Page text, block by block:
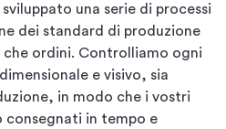
sviluppato una serie di processi
dei standard di produzione
ordini. Controlliamo ogni
e visivo, sia
in modo che i vostri
consegnati in tempo e